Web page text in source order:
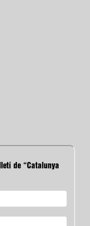
de “Catalunya